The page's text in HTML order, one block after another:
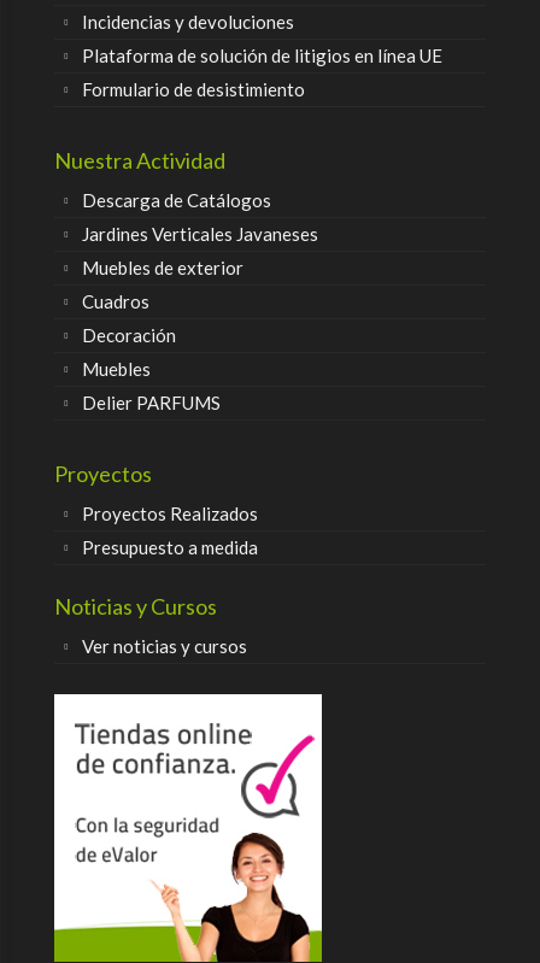
Incidencias y devoluciones
Plataforma de solución de litigios en línea UE
Formulario de desistimiento
Nuestra Actividad
Descarga de Catálogos
Jardines Verticales Javaneses
Muebles de exterior
Cuadros
Decoración
Muebles
Delier PARFUMS
Proyectos
Proyectos Realizados
Presupuesto a medida
Noticias y Cursos
Ver noticias y cursos